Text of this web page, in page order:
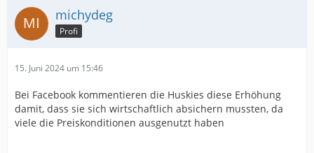
michydeg
Profi
15. Juni 2024 um 15:46
Bei Facebook kommentieren die Huskies diese Erhöhung
damit, dass sie sich wirtschaftlich absichern mussten, da
viele die Preiskonditionen ausgenutzt haben